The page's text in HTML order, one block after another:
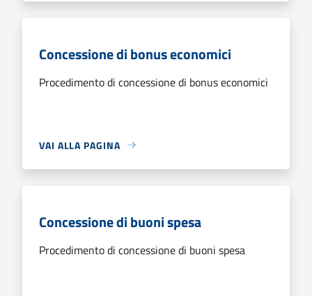
Concessione di bonus economici
Procedimento di concessione di bonus economici
VAI ALLA PAGINA
Concessione di buoni spesa
Procedimento di concessione di buoni spesa